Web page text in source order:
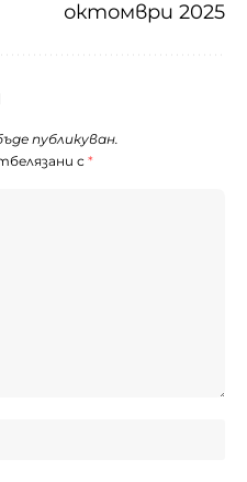
октомври 2025
публикуван.
с *